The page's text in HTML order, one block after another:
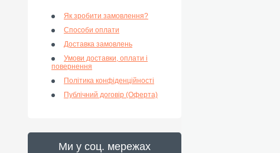
Як зробити замовлення?
Способи оплати
Доставка замовлень
Умови доставки, оплати і
повернення
Політика конфіденційності
Публічний договір (Оферта)
Ми у соц. мережах